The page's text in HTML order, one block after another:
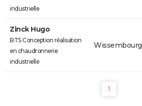
industrielle
Zinck Hugo
BTS Conception réalisation
en chaudronnerie
industrielle
Wissembourg
1